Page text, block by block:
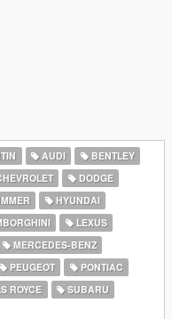
AUDI
BENTLEY
DODGE
HYUNDAI
LEXUS
MERCEDES-BENZ
PEUGEOT
PONTIAC
ROYCE
SUBARU